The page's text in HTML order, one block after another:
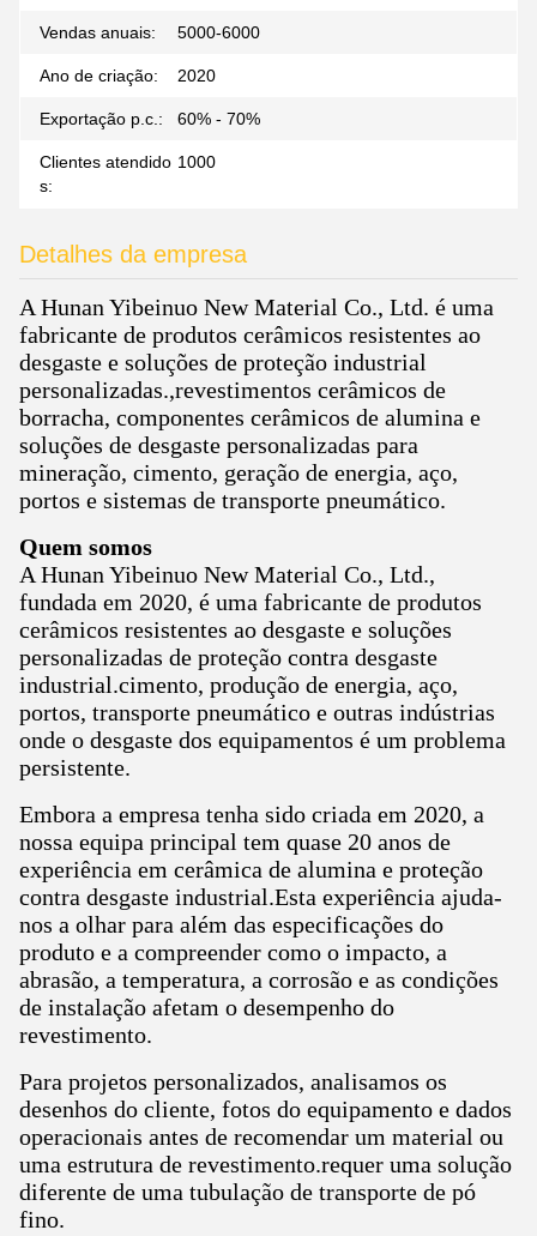
Vendas anuais: 5000-6000
Ano de criação: 2020
Exportação p.c.: 60% - 70%
Clientes atendido
s:
1000
Detalhes da empresa
A Hunan Yibeinuo New Material Co., Ltd. é uma
fabricante de produtos cerâmicos resistentes ao
desgaste e soluções de proteção industrial
personalizadas.,revestimentos cerâmicos de
borracha, componentes cerâmicos de alumina e
soluções de desgaste personalizadas para
mineração, cimento, geração de energia, aço,
portos e sistemas de transporte pneumático.
Quem somos
A Hunan Yibeinuo New Material Co., Ltd.,
fundada em 2020, é uma fabricante de produtos
cerâmicos resistentes ao desgaste e soluções
personalizadas de proteção contra desgaste
industrial.cimento, produção de energia, aço,
portos, transporte pneumático e outras indústrias
onde o desgaste dos equipamentos é um problema
persistente.
Embora a empresa tenha sido criada em 2020, a
nossa equipa principal tem quase 20 anos de
experiência em cerâmica de alumina e proteção
contra desgaste industrial.Esta experiência ajuda-
nos a olhar para além das especificações do
produto e a compreender como o impacto, a
abrasão, a temperatura, a corrosão e as condições
de instalação afetam o desempenho do
revestimento.
Para projetos personalizados, analisamos os
desenhos do cliente, fotos do equipamento e dados
operacionais antes de recomendar um material ou
uma estrutura de revestimento.requer uma solução
diferente de uma tubulação de transporte de pó
fino.